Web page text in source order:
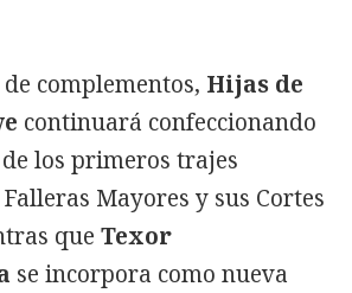
complementos, Hijas de
continuará confeccionando
los primeros trajes
Mayores y sus Cortes
que Texor
se incorpora como nueva